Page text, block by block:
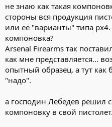
Вот низко расположенный
А у ПЛ-14 (как и у Стрижа)
глубокая посадка пистолета
габаритов затвора пистолет
том же уровне. Достаточно
точки спусковой скобы до оси
не знаю как такая
стороны вся продукция
или её "варианты" типа рх4.
компоновка?
Arsenal Firearms так
как мне представляется...
опытный образец. а тут как
"надо".
а господин Лебедев решил
компоновку в свой